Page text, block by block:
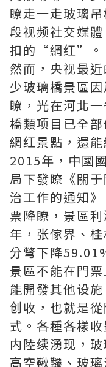
瞭走一走玻璃
段视频社交媒
扣的“網红”。
然而，央视最
少玻璃橋景區
瞭，光在河北
橋類项目已全
網红景點，還
2015年，中國
局下發瞭《關
治工作的通知
票降瞭，景區
年，张傢界、
分彆下降
景區不能在門
能開發其他设
创收，也就是
式。各種各樣
内陸续湧现，
高空鞦韆、玻